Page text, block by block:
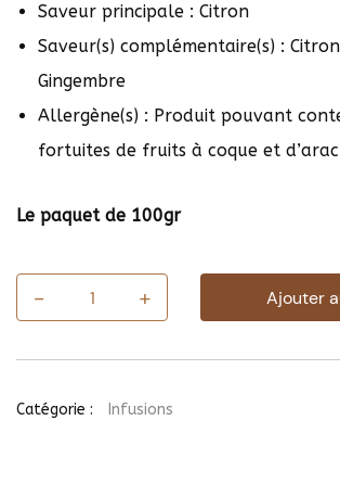
Saveur principale : Citron
Saveur(s) complémentaire(s) :
Gingembre
Allergène(s) : Produit pouvant
fortuites de fruits à coque et
Le paquet de 100gr
-
quantité
de
+ Ajouter
Catégorie : Infusions